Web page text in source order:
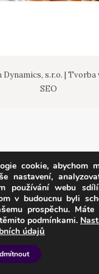
s.r.o. | Tvorba
SEO
cookie, abychom
nastavení,
používání webu
v budoucnu byli
prospěchu. Máte
podmínkami.
údajů